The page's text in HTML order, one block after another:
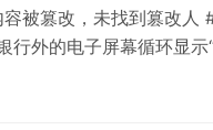
被篡改，未找到篡改人
行外的电子屏幕循环显示
人员表示，电子屏显示